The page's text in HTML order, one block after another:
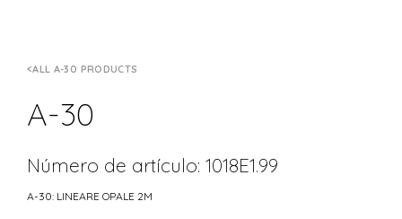
ALL A-30 PRODUCTS
A-30
Número de artículo: 1018E1.99
A-30: LINEARE OPALE 2M